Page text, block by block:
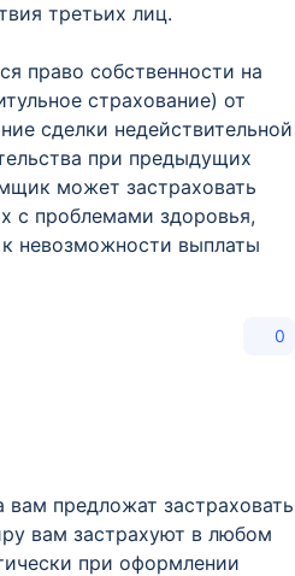
третьих лиц.
право собственности на
страхование) от
сделки недействительной
при предыдущих
может застраховать
с проблемами здоровья,
невозможности выплаты
0
предложат застраховать
вам застрахуют в любом
при оформлении